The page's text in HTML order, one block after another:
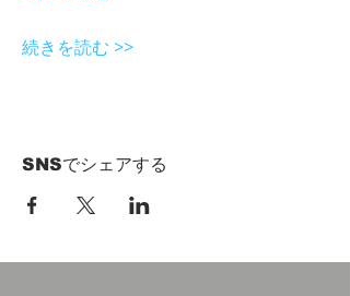
続きを読む >>
SNSでシェアする